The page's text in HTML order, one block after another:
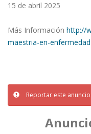
15 de abril 2025
Más Información http://
maestria-en-
Reportar este anuncio